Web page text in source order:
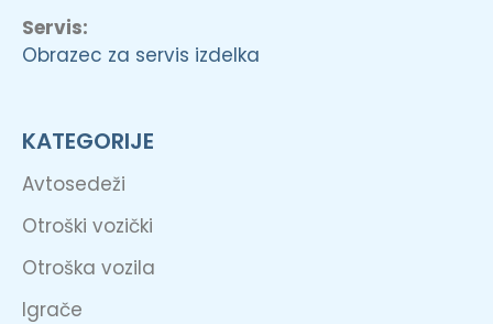
Servis:
Obrazec za servis izdelka
KATEGORIJE
Avtosedeži
Otroški vozički
Otroška vozila
Igrače